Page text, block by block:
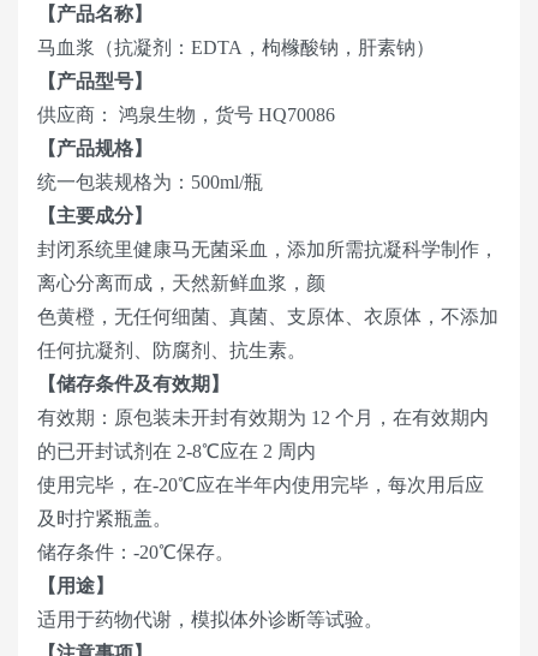
【产品名称】
马血浆（抗凝剂：EDTA，枸橼酸钠，肝素钠）
【产品型号】
供应商： 鸿泉生物，货号 HQ70086
【产品规格】
统一包装规格为：500ml/瓶
【主要成分】
封闭系统里健康马无菌采血，添加所需抗凝科学制作，
离心分离而成，天然新鲜血浆，颜
色黄橙，无任何细菌、真菌、支原体、衣原体，不添加
任何抗凝剂、防腐剂、抗生素。
【储存条件及有效期】
有效期：原包装未开封有效期为 12 个月，在有效期内
的已开封试剂在 2-8℃应在 2 周内
使用完毕，在-20℃应在半年内使用完毕，每次用后应
及时拧紧瓶盖。
储存条件：-20℃保存。
【用途】
适用于药物代谢，模拟体外诊断等试验。